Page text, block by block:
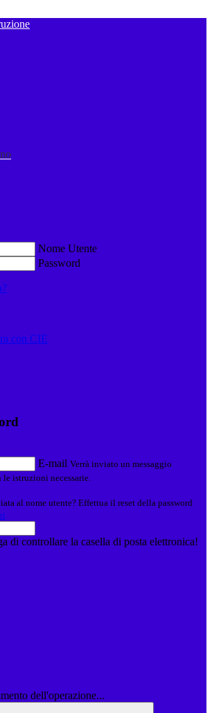
Nome Utente
Password
con CIE
E-mail Verrà inviato un messaggio
istruzioni necessarie.
al nome utente? Effettua il reset della password
di controllare la casella di posta elettronica!
dell'operazione...